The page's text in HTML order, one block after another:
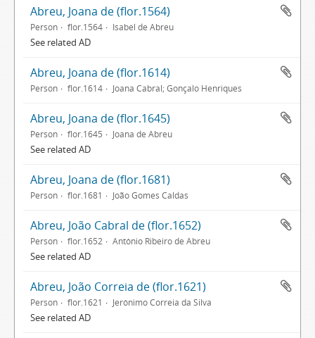
Abreu, Joana de (flor.1564)
Person flor.1564 Isabel de Abreu
See related AD
Abreu, Joana de (flor.1614)
Person flor.1614 Joana Cabral; Gonçalo Henriques
Abreu, Joana de (flor.1645)
Person flor.1645 Joana de Abreu
See related AD
Abreu, Joana de (flor.1681)
Person flor.1681 João Gomes Caldas
Abreu, João Cabral de (flor.1652)
Person flor.1652 António Ribeiro de Abreu
See related AD
Abreu, João Correia de (flor.1621)
Person flor.1621 Jerónimo Correia da Silva
See related AD